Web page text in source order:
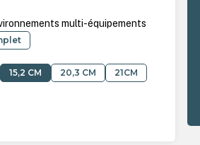
multi-équipements
15,2 CM 20,3 CM 21CM